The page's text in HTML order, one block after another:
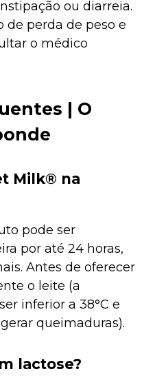
ou diarreia.
de perda de peso e
o médico
| O
Milk® na
pode ser
por até 24 horas,
Antes de oferecer
o leite (a
inferior a 38°C e
queimaduras).
lactose?